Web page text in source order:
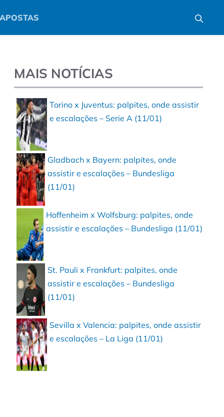
MAIS NOTÍCIAS
Torino x Juventus: palpites, onde assistir
e escalações – Serie A (11/01)
Gladbach x Bayern: palpites, onde
assistir e escalações – Bundesliga
(11/01)
Hoffenheim x Wolfsburg: palpites, onde
assistir e escalações – Bundesliga (11/01)
St. Pauli x Frankfurt: palpites, onde
assistir e escalações – Bundesliga
(11/01)
Sevilla x Valencia: palpites, onde assistir
e escalações – La Liga (11/01)